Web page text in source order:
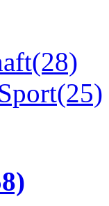
(28)
(25)